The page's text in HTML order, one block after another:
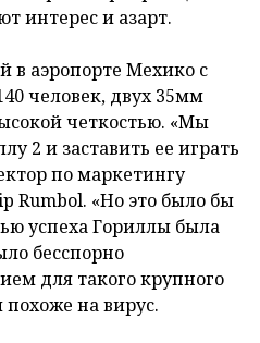
интерес и азарт.
в аэропорте Мехико с
человек, двух 35мм
четкостью. «Мы
2 и заставить ее играть
по маркетингу
Rumbol. «Но это было бы
успеха Гориллы была
бесспорно
для такого крупного
на вирус.